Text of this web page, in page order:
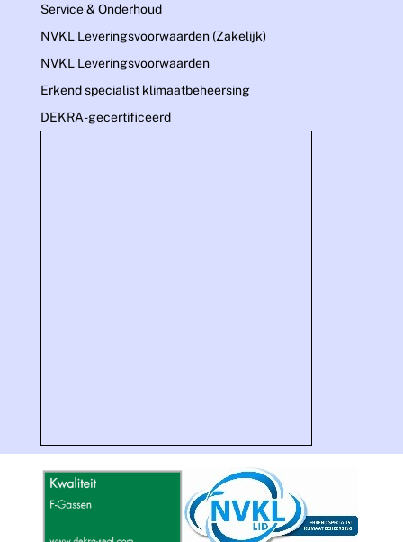
Service & Onderhoud
NVKL Leveringsvoorwaarden (Zakelijk)
NVKL Leveringsvoorwaarden
Erkend specialist klimaatbeheersing
DEKRA-gecertificeerd